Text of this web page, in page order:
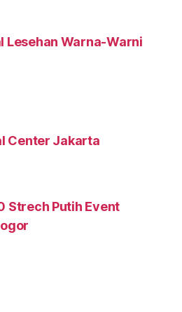
Lesehan Warna-Warni
Center Jakarta
Strech Putih Event